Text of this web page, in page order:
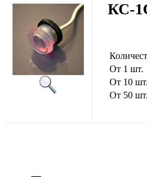
КС-
От 1 шт.
От 10 шт.
От 50 шт.